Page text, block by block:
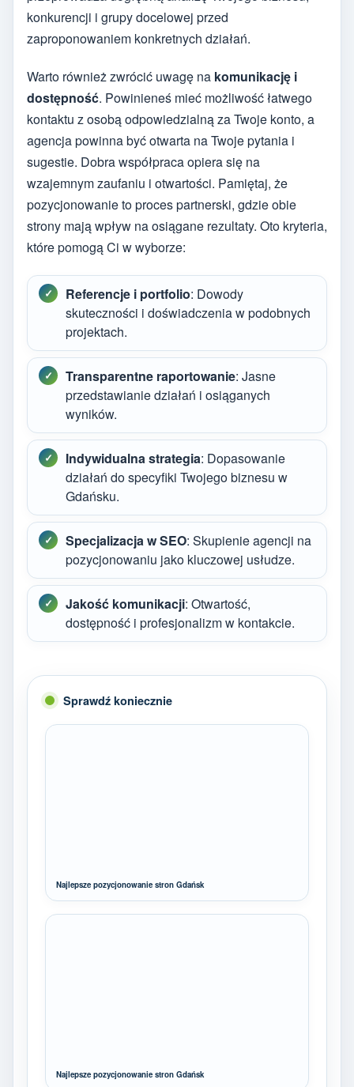
konkurencji i grupy docelowej przed
zaproponowaniem konkretnych działań.
Warto również zwrócić uwagę na komunikację i
dostępność. Powinieneś mieć możliwość łatwego
kontaktu z osobą odpowiedzialną za Twoje konto, a
agencja powinna być otwarta na Twoje pytania i
sugestie. Dobra współpraca opiera się na
wzajemnym zaufaniu i otwartości. Pamiętaj, że
pozycjonowanie to proces partnerski, gdzie obie
strony mają wpływ na osiągane rezultaty. Oto kryteria,
które pomogą Ci w wyborze:
Referencje i portfolio: Dowody
skuteczności i doświadczenia w podobnych
projektach.
Transparentne raportowanie: Jasne
przedstawianie działań i osiąganych
wyników.
Indywidualna strategia: Dopasowanie
działań do specyfiki Twojego biznesu w
Gdańsku.
Specjalizacja w SEO: Skupienie agencji na
pozycjonowaniu jako kluczowej usłudze.
Jakość komunikacji: Otwartość,
dostępność i profesjonalizm w kontakcie.
Sprawdź koniecznie
Najlepsze pozycjonowanie stron Gdańsk
Najlepsze pozycjonowanie stron Gdańsk